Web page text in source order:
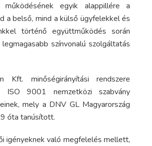
egyik alappillére a
a belső, mind a külső ügyfelekkel és
történő együttműködés során
színvonalú szolgáltatás
Kft. minőségirányítási rendszere
ISO 9001 nemzetközi szabvány
mely a DNV GL Magyarország
óta tanúsított.
igényeknek való megfelelés mellett,